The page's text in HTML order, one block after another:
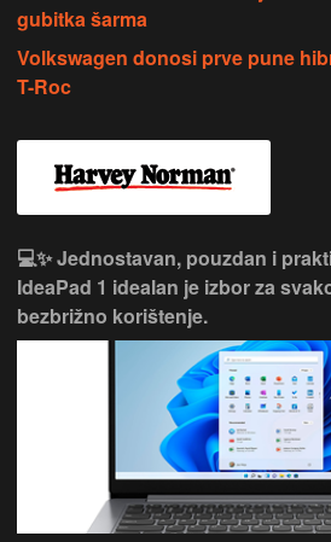
gubitka šarma
Volkswagen donosi prve pune
T-Roc
💻✨ Jednostavan, pouzdan i
IdeaPad 1 idealan je izbor za
bezbrižno korištenje.